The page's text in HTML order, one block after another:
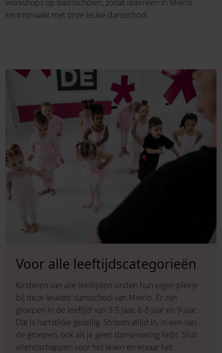
workshops op basisscholen, zodat iedereen in Mierlo
kennismaakt met onze leuke dansschool.
Voor alle leeftijdscategorieën
Kinderen van alle leeftijden vinden hun eigen plekje
bij deze leukste dansschool van Mierlo. Er zijn
groepen in de leeftijd van 3-5 jaar, 6-8 jaar en 9 jaar.
Dat is hartstikke gezellig. Stroom atlijd in, in een van
de groepen, ook als je geen danservaring hebt. Sluit
vriendschappen voor het leven en ervaar het